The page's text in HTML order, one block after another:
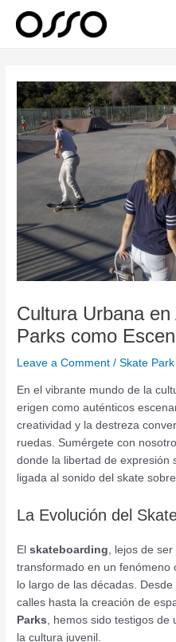
Cultura Urbana
Parks como
Leave a Comment /Skate Park
En el vibrante mundo de la
erigen como auténticos
creatividad y la destreza
ruedas. Sumérgete con
donde la libertad de expresión
ligada al sonido del skate
La Evolución del
Elskateboarding , lejos de
transformado en un fenómeno
lo largo de las décadas.
calles hasta la creación de
Parks , hemos sido testigos
la cultura juvenil.